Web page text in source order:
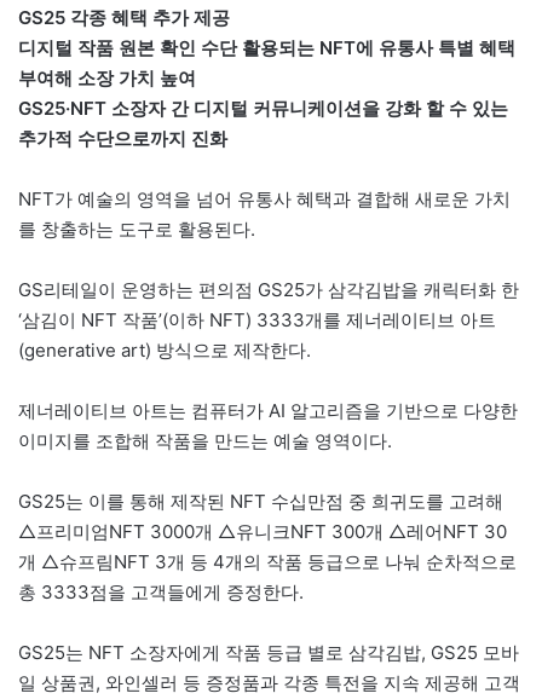
GS25 각종 혜택 추가 제공
디지털 작품 원본 확인 수단 활용되는 NFT에 유통사 특별 혜택
부여해 소장 가치 높여
GS25·NFT 소장자 간 디지털 커뮤니케이션을 강화 할 수 있는
추가적 수단으로까지 진화
NFT가 예술의 영역을 넘어 유통사 혜택과 결합해 새로운 가치
를 창출하는 도구로 활용된다.
GS리테일이 운영하는 편의점 GS25가 삼각김밥을 캐릭터화 한
‘삼김이 NFT 작품’(이하 NFT) 3333개를 제너레이티브 아트
(generative art) 방식으로 제작한다.
제너레이티브 아트는 컴퓨터가 AI 알고리즘을 기반으로 다양한
이미지를 조합해 작품을 만드는 예술 영역이다.
GS25는 이를 통해 제작된 NFT 수십만점 중 희귀도를 고려해
△프리미엄NFT 3000개 △유니크NFT 300개 △레어NFT 30
개 △슈프림NFT 3개 등 4개의 작품 등급으로 나눠 순차적으로
총 3333점을 고객들에게 증정한다.
GS25는 NFT 소장자에게 작품 등급 별로 삼각김밥, GS25 모바
일 상품권, 와인셀러 등 증정품과 각종 특전을 지속 제공해 고객